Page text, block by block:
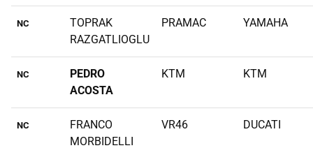
NC
TOPRAK
RAZGATLIOGLU
PRAMAC YAMAHA
NC
PEDRO
ACOSTA
KTM KTM
NC
FRANCO
MORBIDELLI
VR46 DUCATI